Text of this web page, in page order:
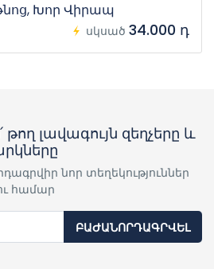
Խոր Վիրապ
սկսած 34.000 դ
թող լավագույն զեղչերը և
նոր տեղեկություններ
համար
ԲԱԺԱՆՈՐԴԱԳՐՎԵԼ